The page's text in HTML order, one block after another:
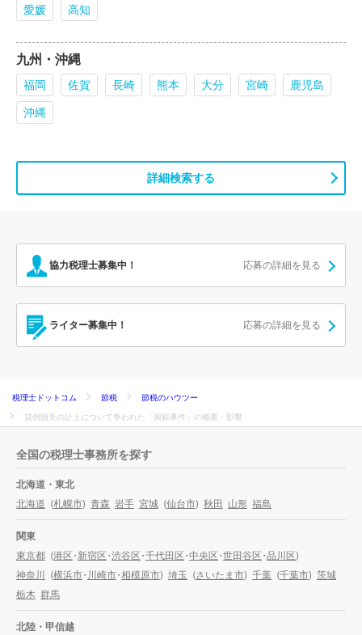
愛媛
高知
九州・沖縄
福岡 佐賀 長崎 熊本 大分 宮崎
鹿児島
沖縄
詳細検索する
協力税理士募集中！ 応募の詳細を見る
ライター募集中！ 応募の詳細を見る
税理士ドットコム 節税
節税のハウツー
貸倒損失の計上について争われた「興銀事件」の概要・影響
全国の税理士事務所を探す
北海道・東北
北海道 (札幌市) 青森 岩手 宮城 (仙台市) 秋田 山形 福島
関東
東京都 (港区・新宿区・渋谷区・千代田区・中央区・世田谷区・品川区)
神奈川
(横浜市・ 川崎市・相模原市) 埼玉 (さいたま市) 千葉 (千葉市) 茨城
栃木 群馬
北陸・甲信越